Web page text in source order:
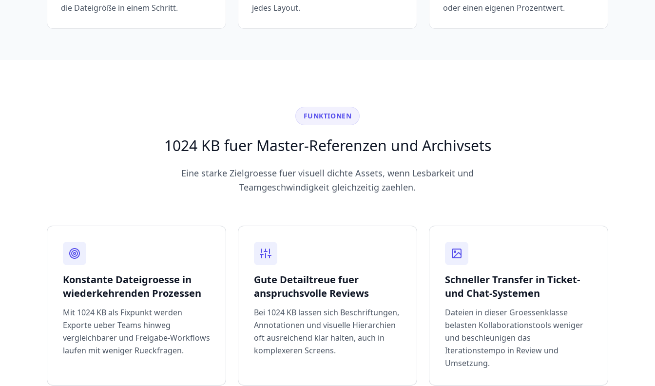
die Dateigröße in einem Schritt.
jedes Layout.
oder einen eigenen Prozentwert.
FUNKTIONEN
1024 KB fuer Master-Referenzen und Archivsets
Eine starke Zielgroesse fuer visuell dichte Assets, wenn Lesbarkeit und
Teamgeschwindigkeit gleichzeitig zaehlen.
Konstante Dateigroesse in
wiederkehrenden Prozessen
Mit 1024 KB als Fixpunkt werden
Exporte ueber Teams hinweg
vergleichbarer und Freigabe-Workflows
laufen mit weniger Rueckfragen.
Gute Detailtreue fuer
anspruchsvolle Reviews
Bei 1024 KB lassen sich Beschriftungen,
Annotationen und visuelle Hierarchien
oft ausreichend klar halten, auch in
komplexeren Screens.
Schneller Transfer in Ticket-
und Chat-Systemen
Dateien in dieser Groessenklasse
belasten Kollaborationstools weniger
und beschleunigen das
Iterationstempo in Review und
Umsetzung.